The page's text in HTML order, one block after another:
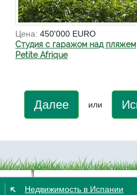
Цена: 450'000 EURO
Студия с гаражом над пляжем
Petite Afrique
Далее или
Недвижимость в Испании